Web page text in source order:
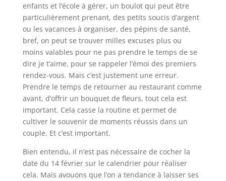
enfants et l’école à gérer, un boulot qui peut être
particulièrement prenant, des petits soucis d’argent
ou les vacances à organiser, des pépins de santé,
bref, on peut se trouver milles excuses plus ou
moins valables pour ne pas prendre le temps de se
dire je t’aime, pour se rappeler l’émoi des premiers
rendez-vous. Mais c’est justement une erreur.
Prendre le temps de retourner au restaurant comme
avant, d’offrir un bouquet de fleurs, tout cela est
important. Cela casse la routine et permet de
cultiver le souvenir de moments réussis dans un
couple. Et c’est important.
Bien entendu, il n’est pas nécessaire de cocher la
date du 14 février sur le calendrier pour réaliser
cela. Mais avouons que l’on a tendance à laisser ses